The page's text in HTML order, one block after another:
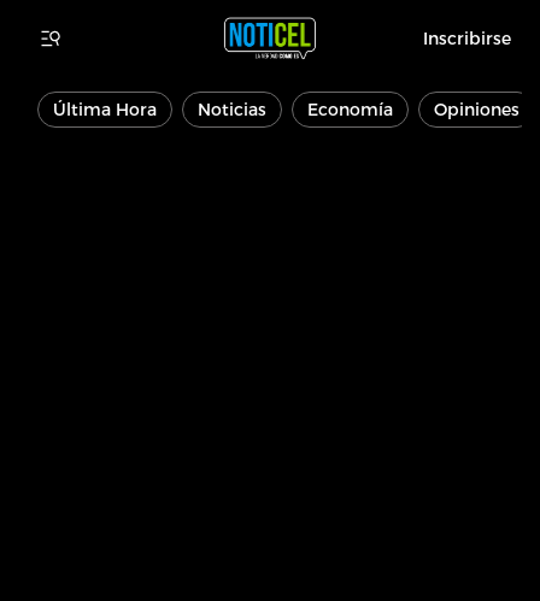
Inscribirse
Última Hora Noticias Economía Opiniones